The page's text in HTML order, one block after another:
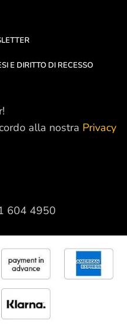
E DIRITTO DI RECESSO
alla nostra Privacy
604 4950